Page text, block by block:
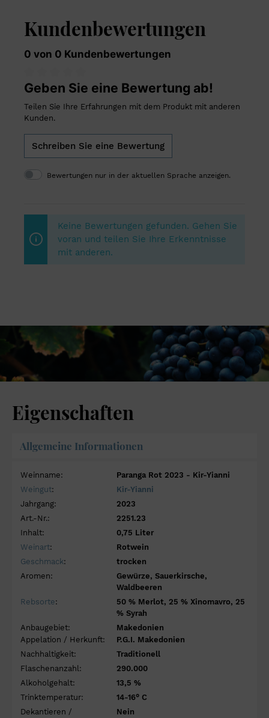
Kundenbewertungen
0 von 0 Kundenbewertungen
Geben Sie eine Bewertung ab!
Teilen Sie Ihre Erfahrungen mit dem Produkt mit anderen
Kunden.
Schreiben Sie eine Bewertung
Bewertungen nur in der aktuellen Sprache anzeigen.
Keine Bewertungen gefunden. Gehen Sie
voran und teilen Sie Ihre Erkenntnisse
mit anderen.
Eigenschaften
Allgemeine Informationen
Weinname:
Paranga Rot 2023 - Kir-Yianni
Weingut:
Kir-Yianni
Jahrgang:
2023
Art.-Nr.:
2251.23
Inhalt:
0,75 Liter
Weinart:
Rotwein
Geschmack:
trocken
Aromen:
Gewürze, Sauerkirsche,
Waldbeeren
Rebsorte:
50 % Merlot, 25 % Xinomavro, 25
% Syrah
Anbaugebiet:
Makedonien
Appelation / Herkunft:
P.G.I. Makedonien
Nachhaltigkeit:
Traditionell
Flaschenanzahl:
290.000
Alkoholgehalt:
13,5 %
Trinktemperatur:
14-16° C
Dekantieren /
Nein